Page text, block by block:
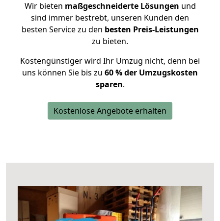
Wir bieten maßgeschneiderte Lösungen und
sind immer bestrebt, unseren Kunden den
besten Service zu den besten Preis-Leistungen
zu bieten.
Kostengünstiger wird Ihr Umzug nicht, denn bei
uns können Sie bis zu 60 % der Umzugskosten
sparen.
Kostenlose Angebote erhalten